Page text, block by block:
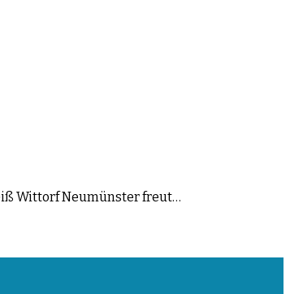
Wittorf Neumünster freut…